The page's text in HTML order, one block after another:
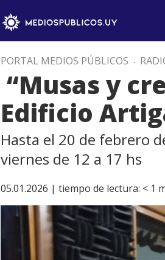
PORTAL MEDIOS PÚBLICOS .
“Musas y
Edificio
Hasta el 20 de febrero
viernes de 12 a 17 hs
05.01.2026 | tiempo de lectura: < 1